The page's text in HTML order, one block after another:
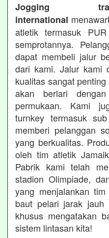
Jogging
international
atletik termasuk
semprotannya.
dapat membeli jalur
dari kami. Jalur kami
kualitas sangat
akan berlari
permukaan. Kami
turnkey termasuk
memberi pelanggan
yang berkualitas.
oleh tim atletik
Pabrik kami telah
stadion Olimpiade,
yang menjalankan
baut pelari jarak
khusus mengatakan
sistem lintasan kita!